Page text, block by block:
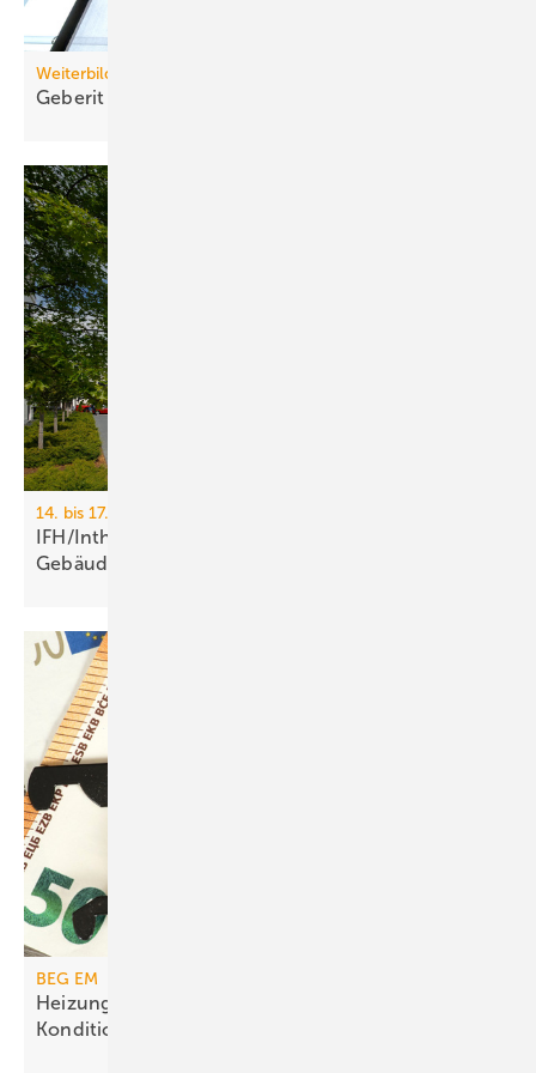
Weiterbildung
Geberit eröffnet neuen Campus für die
14. bis 17. April 2026, Messe Nürnberg
IFH/Intherm 2026: Sanitär-, Haus- und
Ge­bäu­de­tech­nik
BEG EM
Heizungs­förderung mit de­gres­siven
Kondi­tionen